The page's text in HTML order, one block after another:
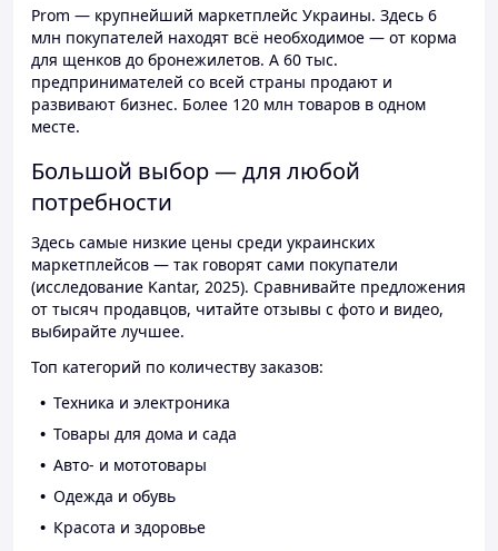
Prom — крупнейший маркетплейс Украины. Здесь 6
млн покупателей находят всё необходимое — от корма
для щенков до бронежилетов. А 60 тыс.
предпринимателей со всей страны продают и
развивают бизнес. Более 120 млн товаров в одном
месте.
Большой выбор — для любой
потребности
Здесь самые низкие цены среди украинских
маркетплейсов — так говорят сами покупатели
(исследование Kantar, 2025). Сравнивайте предложения
от тысяч продавцов, читайте отзывы с фото и видео,
выбирайте лучшее.
Топ категорий по количеству заказов:
Техника и электроника
Товары для дома и сада
Авто- и мототовары
Одежда и обувь
Красота и здоровье